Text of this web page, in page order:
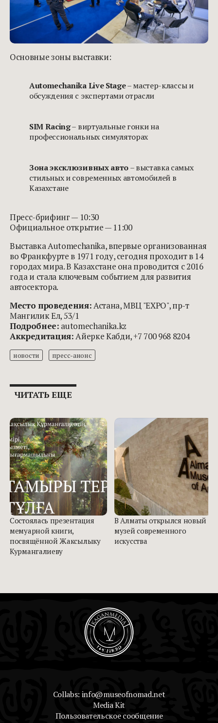
Основные зоны выставки:
Automechanika Live Stage– мастер-классы и
обсуждения с экспертами отрасли
SIM Racing– виртуальные гонки на
профессиональных симуляторах
Зона эксклюзивных авто– выставка самых
стильных и современных автомобилей в
Казахстане
Пресс-брифинг — 10:30
Официальное открытие — 11:00
Выставка Automechanika, впервые организованная
во Франкфурте в 1971 году, сегодня проходит в 14
городах мира. В Казахстане она проводится с 2016
года и стала ключевым событием для развития
автосектора.
Место проведения:Астана, МВЦ "EXPO", пр-т
Мангилик Ел, 53/1
Подробнее: automechanika.kz
Аккредитация:Айерке Кабди, +7 700 968 8204
новости пресс-анонс
ЧИТАТЬ ЕЩЕ
Состоялась презентация
мемуарной книги,
посвящённой Жаксылыку
Курмангалиеву
В Алматы открылся новый
музей современного
искусства
Collabs: info@museofnomad.net
Media Kit
Пользовательское сообщение